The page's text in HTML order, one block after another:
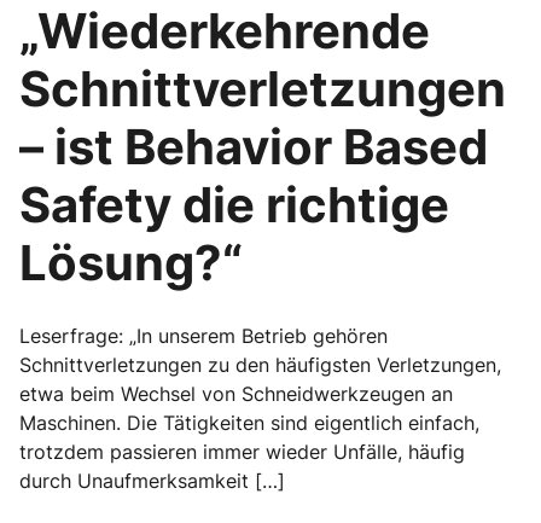
„Wiederkehrende
Schnittverletzungen
– ist Behavior Based
Safety die richtige
Lösung?“
Leserfrage: „In unserem Betrieb gehören
Schnittverletzungen zu den häufigsten Verletzungen,
etwa beim Wechsel von Schneidwerkzeugen an
Maschinen. Die Tätigkeiten sind eigentlich einfach,
trotzdem passieren immer wieder Unfälle, häufig
durch Unaufmerksamkeit […]